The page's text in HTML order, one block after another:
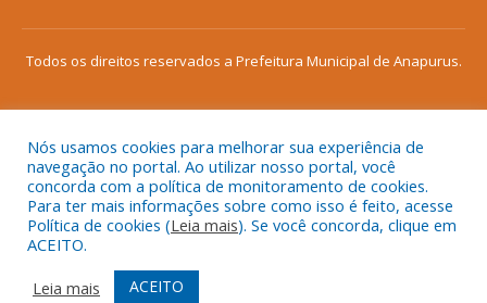
Todos os direitos reservados a Prefeitura Municipal de Anapurus.
Mapa do Site
Acessar Área Administrativa
Acessar o Webmail
Nós usamos cookies para melhorar sua experiência de
navegação no portal. Ao utilizar nosso portal, você
concorda com a política de monitoramento de cookies.
Para ter mais informações sobre como isso é feito, acesse
Política de cookies (Leia mais). Se você concorda, clique em
ACEITO.
Leia mais
ACEITO